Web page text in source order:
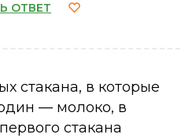
ОТВЕТ
стакана, в которые
— молоко, в
стакана